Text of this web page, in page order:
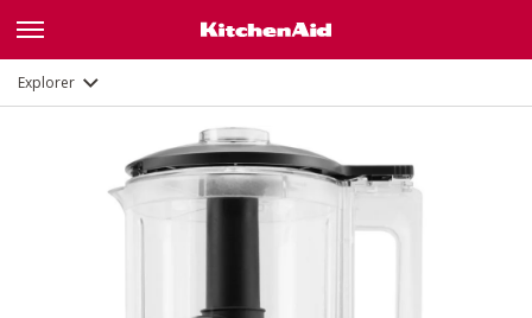
Explorer